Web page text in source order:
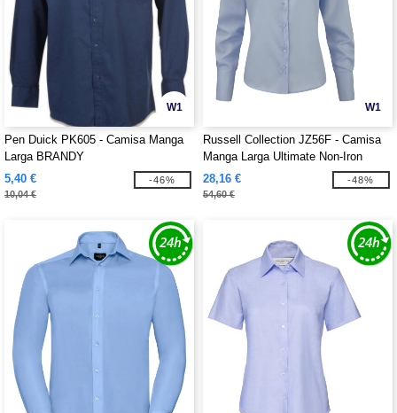
W1
Pen Duick PK605 - Camisa Manga
Larga BRANDY
5,40 €
10,04 €
-46%
W1
Russell Collection JZ56F - Camisa
Manga Larga Ultimate Non-Iron
28,16 €
54,60 €
-48%